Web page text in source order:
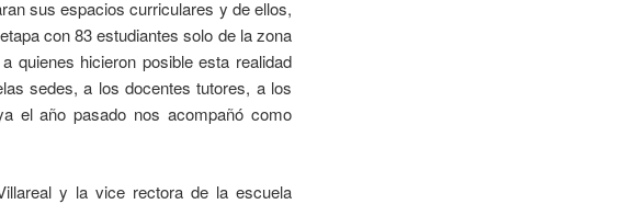
sus espacios curriculares y de ellos,
con 83 estudiantes solo de la zona
quienes hicieron posible esta realidad
sedes, a los docentes tutores, a los
el año pasado nos acompañó como
y la vice rectora de la escuela